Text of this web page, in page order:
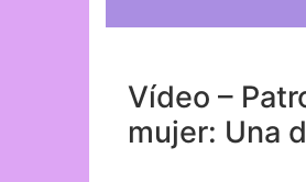
Vídeo –
mujer: Una